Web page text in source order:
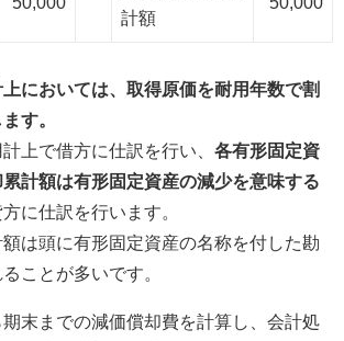
計額
においては、取得原価を耐用年数で割
す。
上で借方に仕訳を行い、 各有形固定資
計額は有形固定資産の減少を意味する
に仕訳を行います。
は頭に有形固定資産の名称を付した勘
ことが多いです。
末までの減価償却費を計算し、会計処